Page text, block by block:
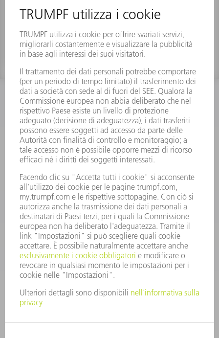
Ugelli standard M8 cromati
INFORMAZIONE
Domande frequenti
Condizioni generali di contratto
CONTATTO
RICAMBI TRUMPF ITALIA
lunedì a venerdì: 08:30 – 18:00
ricambi@trumpf.com
CONTATTO
UTENSILI TRUMPF ITALIA
+39 02 48489482
lunedì a venerdì: 08:00 – 18:00
utensili@trumpf.com